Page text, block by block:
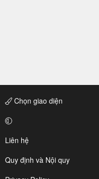
Chọn giao diện
Liên hệ
Quy định và Nội quy